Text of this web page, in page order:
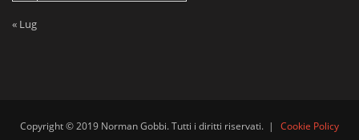
« Lug
Copyright © 2019 Norman Gobbi. Tutti i diritti riservati. |
Cookie Policy